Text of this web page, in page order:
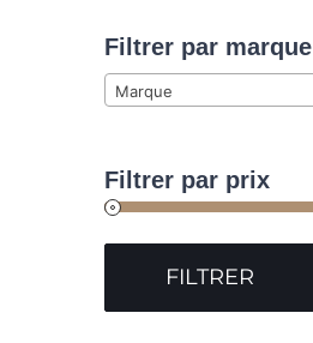
Filtrer par marque
Marque
Filtrer par prix
FILTRER